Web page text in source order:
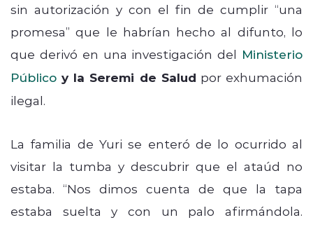
sin autorización y con el fin de cumplir “una
promesa” que le habrían hecho al difunto, lo
que derivó en una investigación del Ministerio
Público y la Seremi de Salud por exhumación
ilegal.
La familia de Yuri se enteró de lo ocurrido al
visitar la tumba y descubrir que el ataúd no
estaba. “Nos dimos cuenta de que la tapa
estaba suelta y con un palo afirmándola.